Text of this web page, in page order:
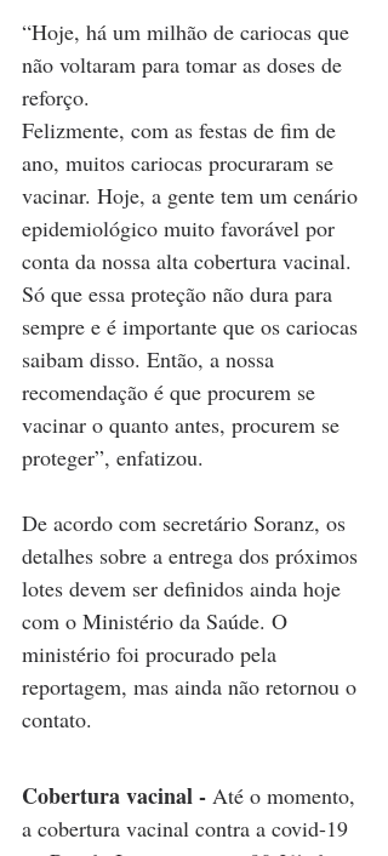
“Hoje, há um milhão de cariocas que
não voltaram para tomar as doses de
reforço.
Felizmente, com as festas de fim de
ano, muitos cariocas procuraram se
vacinar. Hoje, a gente tem um cenário
epidemiológico muito favorável por
conta da nossa alta cobertura vacinal.
Só que essa proteção não dura para
sempre e é importante que os cariocas
saibam disso. Então, a nossa
recomendação é que procurem se
vacinar o quanto antes, procurem se
proteger”, enfatizou.
De acordo com secretário Soranz, os
detalhes sobre a entrega dos próximos
lotes devem ser definidos ainda hoje
com o Ministério da Saúde. O
ministério foi procurado pela
reportagem, mas ainda não retornou o
contato.
Cobertura vacinal - Até o momento,
a cobertura vacinal contra a covid-19